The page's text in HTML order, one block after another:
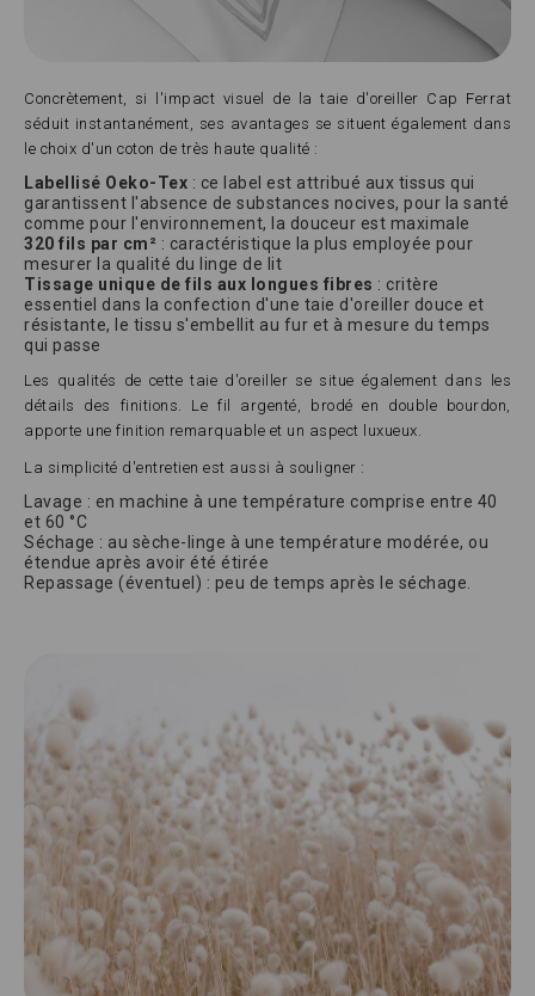
Concrètement, si l'impact visuel de la taie d'oreiller Cap Ferrat
séduit instantanément, ses avantages se situent également dans
le choix d'un coton de très haute qualité :
Labellisé Oeko-Tex : ce label est attribué aux tissus qui
garantissent l'absence de substances nocives, pour la santé
comme pour l'environnement, la douceur est maximale
320 fils par cm² : caractéristique la plus employée pour
mesurer la qualité du linge de lit
Tissage unique de fils aux longues fibres : critère
essentiel dans la confection d'une taie d'oreiller douce et
résistante, le tissu s'embellit au fur et à mesure du temps
qui passe
Les qualités de cette taie d'oreiller se situe également dans les
détails des finitions. Le fil argenté, brodé en double bourdon,
apporte une finition remarquable et un aspect luxueux.
La simplicité d'entretien est aussi à souligner :
Lavage : en machine à une température comprise entre 40
et 60 °C
Séchage : au sèche-linge à une température modérée, ou
étendue après avoir été étirée
Repassage (éventuel) : peu de temps après le séchage.